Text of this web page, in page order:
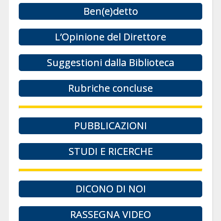
Ben(e)detto
L’Opinione del Direttore
Suggestioni dalla Biblioteca
Rubriche concluse
PUBBLICAZIONI
STUDI E RICERCHE
DICONO DI NOI
RASSEGNA VIDEO